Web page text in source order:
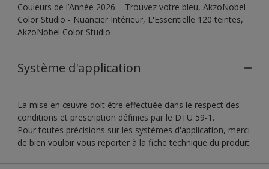
Couleurs de l’Année 2026 – Trouvez votre bleu, AkzoNobel
Color Studio - Nuancier Intérieur, L'Essentielle 120 teintes,
AkzoNobel Color Studio
Système d'application
La mise en œuvre doit être effectuée dans le respect des
conditions et prescription définies par le DTU 59-1.
Pour toutes précisions sur les systèmes d'application, merci
de bien vouloir vous reporter à la fiche technique du produit.